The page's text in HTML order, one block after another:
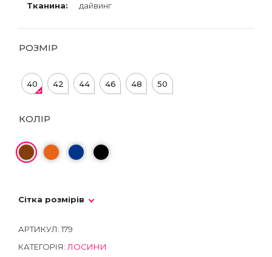
Тканина:
дайвинг
РОЗМІР
40 42 44 46 48 50
КОЛІР
Сітка розмірів
АРТИКУЛ: 179
КАТЕГОРІЯ: ЛОСИНИ